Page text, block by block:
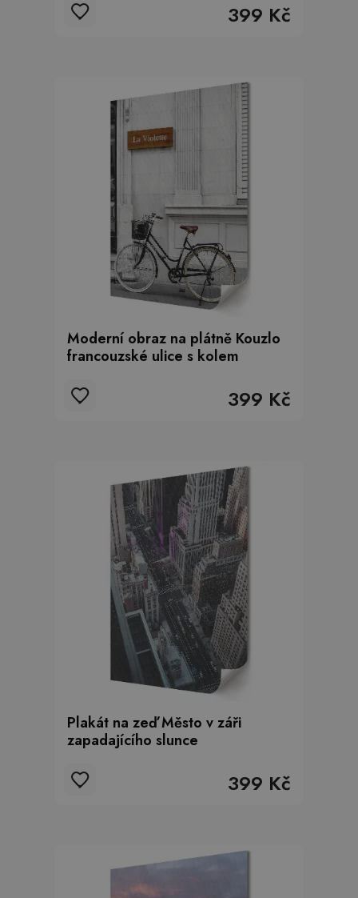
399 Kč
Moderní obraz na plátně Kouzlo
francouzské ulice s kolem
399 Kč
Plakát na zeď Město v záři
zapadajícího slunce
399 Kč